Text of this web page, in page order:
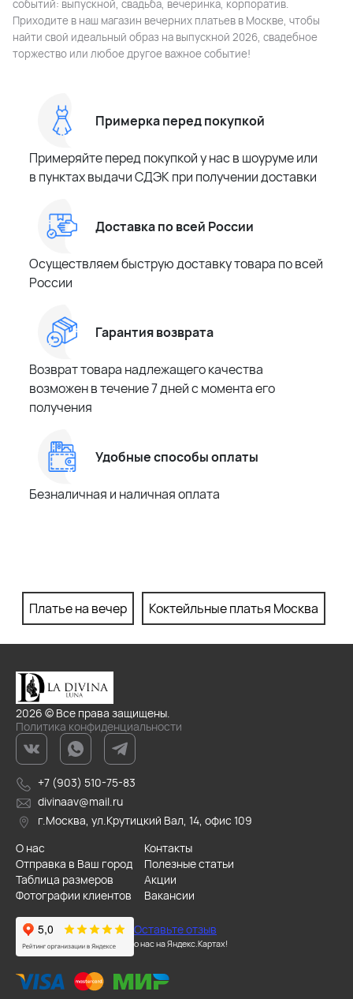
событий: выпускной, свадьба, вечеринка, корпоратив.
Приходите в наш магазин вечерних платьев в Москве, чтобы
найти свой идеальный образ на выпускной 2026, свадебное
торжество или любое другое важное событие!
Примерка перед покупкой
Примеряйте перед покупкой у нас в шоуруме или
в пунктах выдачи СДЭК при получении доставки
Доставка по всей России
Осуществляем быструю доставку товара по всей
России
Гарантия возврата
Возврат товара надлежащего качества
возможен в течение 7 дней с момента его
получения
Удобные способы оплаты
Безналичная и наличная оплата
Платье на вечер Коктейльные платья Москва
2026 © Все права защищены.
Политика конфиденциальности
+7 (903) 510-75-83
divinaav@mail.ru
г.Москва, ул.Крутицкий Вал, 14, офис 109
О нас
Контакты
Отправка в Ваш город
Полезные статьи
Таблица размеров
Акции
Фотографии клиентов
Вакансии
Оставьте отзыв
о нас на Яндекс.Картах!